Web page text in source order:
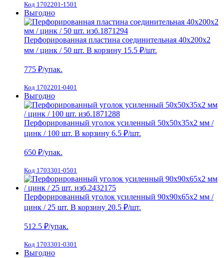
Код 1702201-1501
Выгодно
Перфорированная пластина соединительная 40х200х2
мм / цинк / 50 шт. В корзину 15.5 ₽/шт.
775 ₽/упак.
Код 1702201-0401
Выгодно
Перфорированный уголок усиленный 50х50х35х2 мм /
цинк / 100 шт. В корзину 6.5 ₽/шт.
650 ₽/упак.
Код 1703301-0501
Перфорированный уголок усиленный 90х90х65х2 мм /
цинк / 25 шт. В корзину 20.5 ₽/шт.
512.5 ₽/упак.
Код 1703301-0301
Выгодно